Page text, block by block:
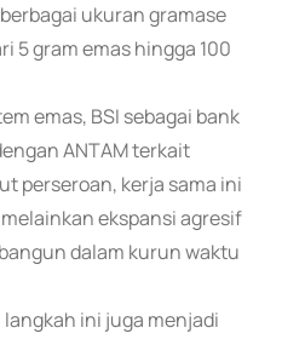
ukuran gramase
5 gram emas hingga 100
emas, BSI sebagai bank
ANTAM terkait
perseroan, kerja sama ini
ekspansi agresif
dalam kurun waktu
ini juga menjadi